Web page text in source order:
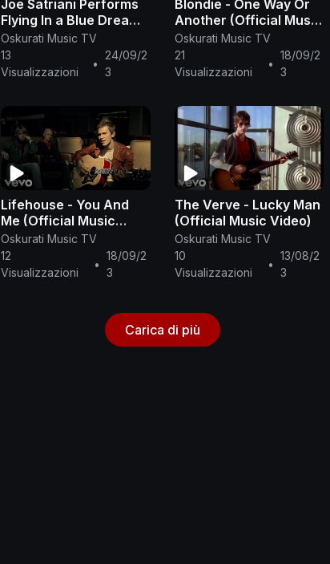
Joe Satriani Performs
Flying In a Blue Dream |
Satriani Live | Front
Row Music
Oskurati Music TV
13
Visualizzazioni
•
24/09/2
3
Blondie - One Way Or
Another (Official Music
Video)
Oskurati Music TV
21
Visualizzazioni
•
18/09/2
3
Lifehouse - You And
Me (Official Music
Video)
Oskurati Music TV
12
Visualizzazioni
•
18/09/2
3
The Verve - Lucky Man
(Official Music Video)
Oskurati Music TV
10
Visualizzazioni
•
13/08/2
3
Carica di più